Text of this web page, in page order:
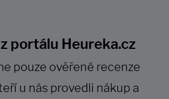
portálu Heureka.cz
pouze ověřené recenze
u nás provedli nákup a